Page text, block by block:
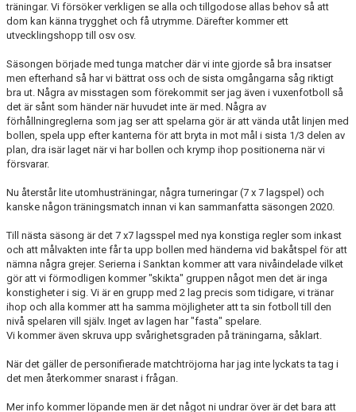
träningar. Vi försöker verkligen se alla och tillgodose allas behov så att
dom kan känna trygghet och få utrymme. Därefter kommer ett
utvecklingshopp till osv osv.
Säsongen började med tunga matcher där vi inte gjorde så bra insatser
men efterhand så har vi bättrat oss och de sista omgångarna såg riktigt
bra ut. Några av misstagen som förekommit ser jag även i vuxenfotboll så
det är sånt som händer när huvudet inte är med. Några av
förhållningreglerna som jag ser att spelarna gör är att vända utåt linjen med
bollen, spela upp efter kanterna för att bryta in mot mål i sista 1/3 delen av
plan, dra isär laget när vi har bollen och krymp ihop positionerna när vi
försvarar.
Nu återstår lite utomhusträningar, några turneringar (7 x 7 lagspel) och
kanske någon träningsmatch innan vi kan sammanfatta säsongen 2020.
Till nästa säsong är det 7 x7 lagsspel med nya konstiga regler som inkast
och att målvakten inte får ta upp bollen med händerna vid bakåtspel för att
nämna några grejer. Serierna i Sanktan kommer att vara nivåindelade vilket
gör att vi förmodligen kommer "skikta" gruppen något men det är inga
konstigheter i sig. Vi är en grupp med 2 lag precis som tidigare, vi tränar
ihop och alla kommer att ha samma möjligheter att ta sin fotboll till den
nivå spelaren vill själv. Inget av lagen har "fasta" spelare.
Vi kommer även skruva upp svårighetsgraden på träningarna, såklart.
När det gäller de personifierade matchtröjorna har jag inte lyckats ta tag i
det men återkommer snarast i frågan.
Mer info kommer löpande men är det något ni undrar över är det bara att